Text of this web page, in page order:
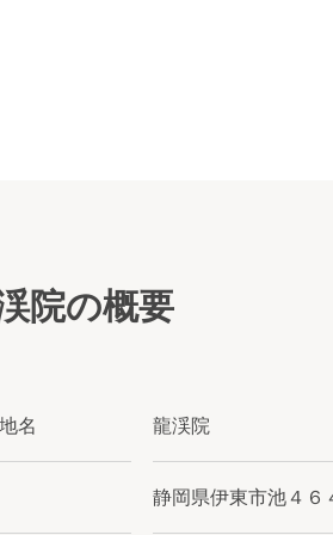
院の概要
名 龍渓院
静岡県伊東市池４６